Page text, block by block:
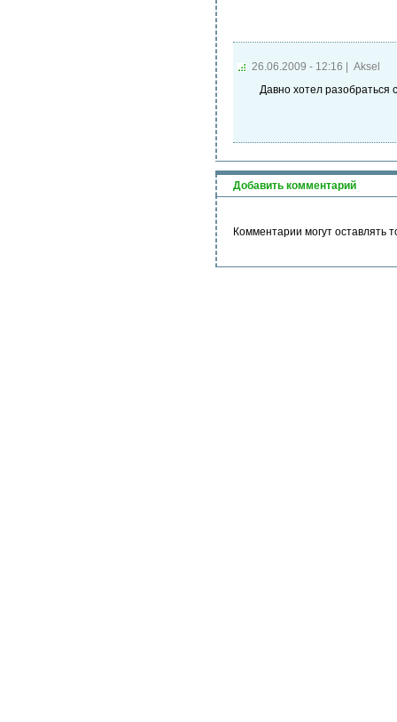
26.06.2009 - 12:16
Aksel
Давно хотел разобраться
Добавить комментарий
Комментарии могут оставлять